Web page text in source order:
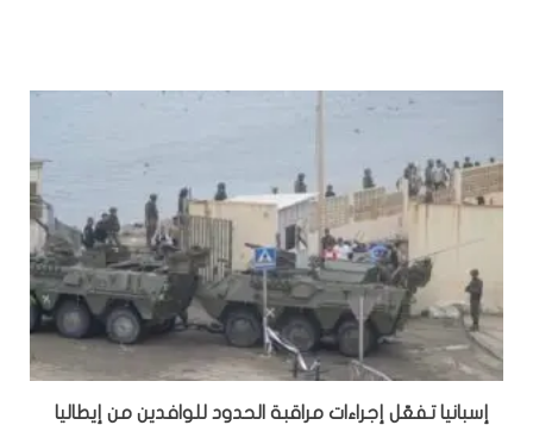
إسبانيا تفعّل إجراءات مراقبة الحدود للوافدين من إيطاليا